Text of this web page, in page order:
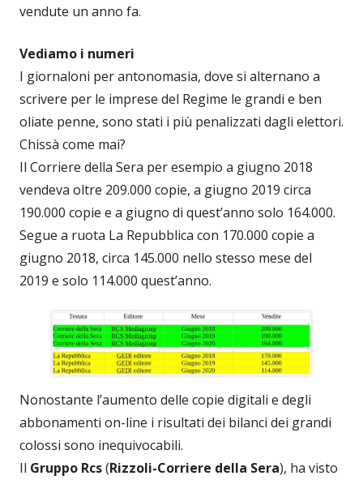
vendute un anno fa.
Vediamo i numeri
I giornaloni per antonomasia, dove si alternano a
scrivere per le imprese del Regime le grandi e ben
oliate penne, sono stati i più penalizzati dagli elettori.
Chissà come mai?
Il Corriere della Sera per esempio a giugno 2018
vendeva oltre 209.000 copie, a giugno 2019 circa
190.000 copie e a giugno di quest’anno solo 164.000.
Segue a ruota La Repubblica con 170.000 copie a
giugno 2018, circa 145.000 nello stesso mese del
2019 e solo 114.000 quest’anno.
Nonostante l’aumento delle copie digitali e degli
abbonamenti on-line i risultati dei bilanci dei grandi
colossi sono inequivocabili.
Il Gruppo Rcs(Rizzoli-Corriere della Sera), ha visto